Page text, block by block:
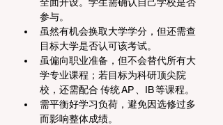
参与。
虽然有机会换取大学学分，但还需查
目标大学是否认可该考试。
虽偏向职业准备，但不会替代所有大
学专业课程；若目标为科研顶尖院
校，还需配合 传统 AP 、IB 等课程。
需平衡好学习负荷，避免因选修过多
而影响整体成绩。